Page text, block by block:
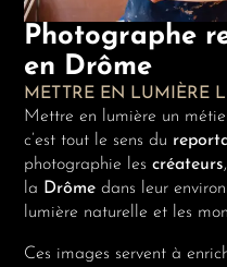
Photographe
en Drôme
METTRE EN LUMIÈRE
Mettre en lumière un
c’est tout le sens du
photographie lescréateurs
la Drôme dans leur
lumière naturelle et les
Ces images servent à